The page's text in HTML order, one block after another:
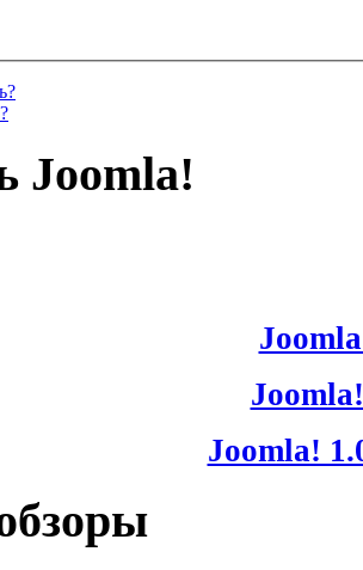
Joomla!
Joomla!